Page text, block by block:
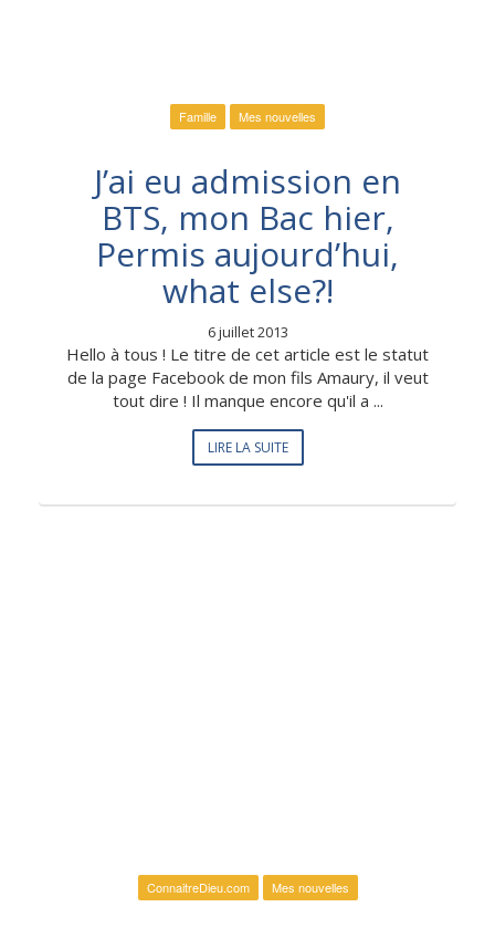
Famille Mes nouvelles
J’ai eu admission en
BTS, mon Bac hier,
Permis aujourd’hui,
what else?!
6 juillet 2013
Hello à tous ! Le titre de cet article est le statut
de la page Facebook de mon fils Amaury, il veut
tout dire ! Il manque encore qu'il a ...
LIRE LA SUITE
ConnaitreDieu.com Mes nouvelles